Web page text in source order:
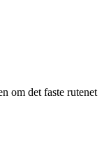
om det faste rutenet